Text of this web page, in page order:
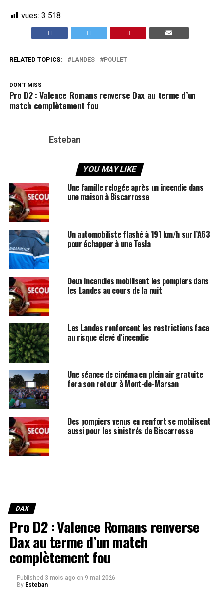
vues: 3 518
RELATED TOPICS: LANDES POULET
DON'T MISS
Pro D2 : Valence Romans renverse Dax au terme d’un
match complètement fou
Esteban
YOU MAY LIKE
Une famille relogée après un incendie dans
une maison à Biscarrosse
Un automobiliste flashé à 191 km/h sur l’A63
pour échapper à une Tesla
Deux incendies mobilisent les pompiers dans
les Landes au cours de la nuit
Les Landes renforcent les restrictions face
au risque élevé d’incendie
Une séance de cinéma en plein air gratuite
fera son retour à Mont-de-Marsan
Des pompiers venus en renfort se mobilisent
aussi pour les sinistrés de Biscarrosse
DAX
Pro D2 : Valence Romans renverse
Dax au terme d’un match
complètement fou
Published 3 mois ago on 9 mai 2026
By Esteban